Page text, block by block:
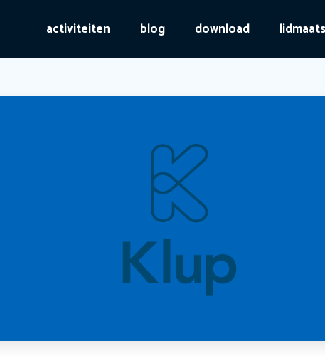
activiteiten blog download